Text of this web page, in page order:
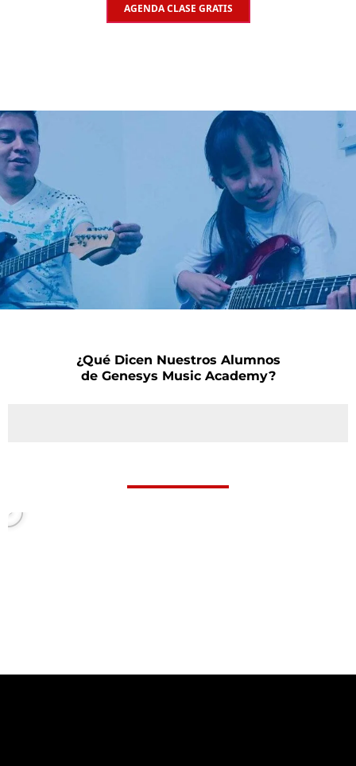
AGENDA CLASE GRATIS
¿Qué Dicen Nuestros Alumnos
de Genesys Music Academy?